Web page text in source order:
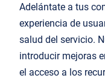
Adelántate a tus
experiencia de
salud del servicio.
introducir mejoras
el acceso a los